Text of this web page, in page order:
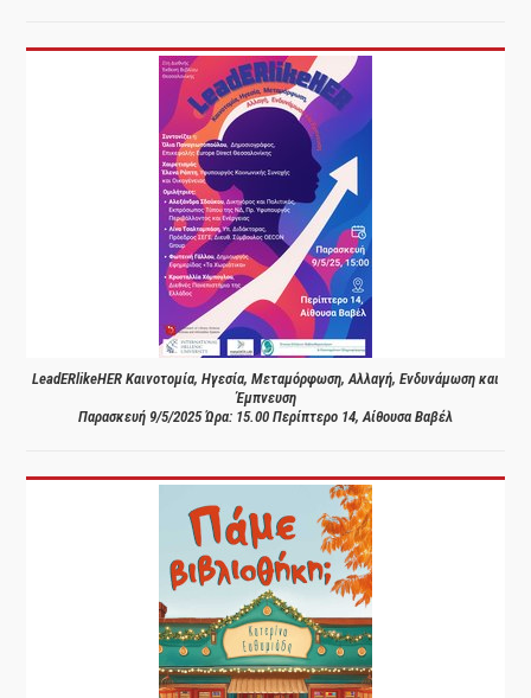
LeadERlikeHER Καινοτομία, Ηγεσία, Μεταμόρφωση, Αλλαγή, Ενδυνάμωση και
Έμπνευση
Παρασκευή 9/5/2025 Ώρα: 15.00 Περίπτερο 14, Αίθουσα Βαβέλ